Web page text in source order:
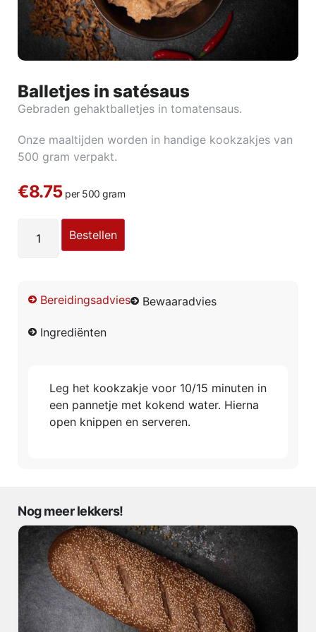
Balletjes in satésaus
Gebraden gehaktballetjes in tomatensaus.
Onze maaltijden worden in handige kookzakjes van
500 gram verpakt.
€8.75per 500 gram
Bestellen
Bereidingsadvies Bewaaradvies
Ingrediënten
Leg het kookzakje voor 10/15 minuten in
een pannetje met kokend water. Hierna
open knippen en serveren.
Nog meer lekkers!